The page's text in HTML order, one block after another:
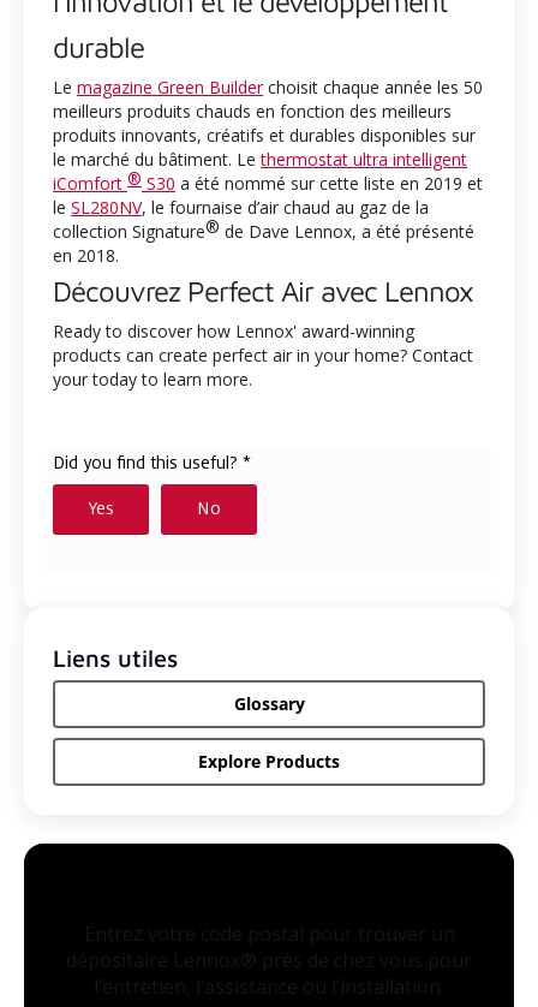
durable
Le magazine Green Builderchoisit chaque année les 50
meilleurs produits chauds en fonction des meilleurs
produits innovants, créatifs et durables disponibles sur
le marché du bâtiment. Lethermostat ultra intelligent
iComfort ® S30 a été nommé sur cette liste en 2019 et
le SL280NV, le fournaise d’air chaud au gaz de la
collection Signature® de Dave Lennox, a été présenté
en 2018.
Découvrez Perfect Air avec Lennox
Ready to discover how Lennox' award-winning
products can create perfect air in your home? Contact
yourtoday to learn more.
Liens utiles
Glossary
Explore Products